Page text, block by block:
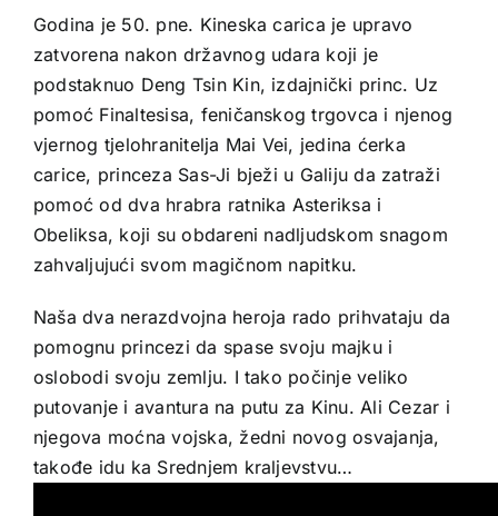
Godina je 50. pne. Kineska carica je upravo
zatvorena nakon državnog udara koji je
podstaknuo Deng Tsin Kin, izdajnički princ. Uz
pomoć Finaltesisa, feničanskog trgovca i njenog
vjernog tjelohranitelja Mai Vei, jedina ćerka
carice, princeza Sas-Ji bježi u Galiju da zatraži
pomoć od dva hrabra ratnika Asteriksa i
Obeliksa, koji su obdareni nadljudskom snagom
zahvaljujući svom magičnom napitku.
Naša dva nerazdvojna heroja rado prihvataju da
pomognu princezi da spase svoju majku i
oslobodi svoju zemlju. I tako počinje veliko
putovanje i avantura na putu za Kinu. Ali Cezar i
njegova moćna vojska, žedni novog osvajanja,
takođe idu ka Srednjem kraljevstvu…